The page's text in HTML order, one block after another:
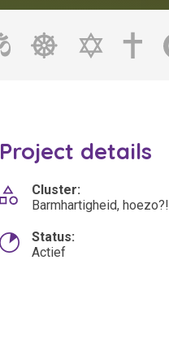
Project details
Cluster:
Barmhartigheid, hoezo?!
Status:
Actief